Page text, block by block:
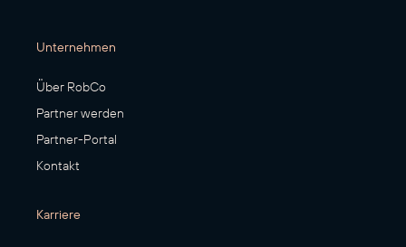
Unternehmen
Über RobCo
Partner werden
Partner-Portal
Kontakt
Karriere